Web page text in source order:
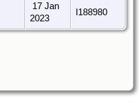
17 Jan
2023
I188980